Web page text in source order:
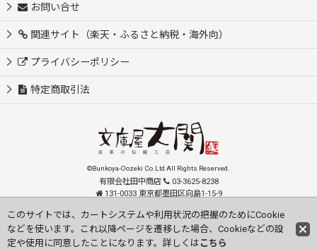
お問い合せ
関連サイト（楽天・ふるさと納税・海外向）
プライバシーポリシー
特定商取引法
©Bunkoya-Oozeki Co.Ltd All Rights Reserved.
有限会社田中商店
03-3625-8238
131-0033 東京都墨田区向島1-15-9
Visit our English Store
このサイトでは、カートシステムや利用状況の把握のためにCookie
などを使います。これ以降ページを遷移した場合、Cookieなどの設
定や使用に同意したことになります。詳しくは こちら